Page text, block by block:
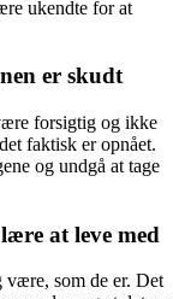
ukendte for at
er skudt
forsigtig og ikke
faktisk er opnået.
og undgå at tage
at leve med
være, som de er. Det